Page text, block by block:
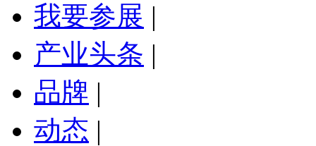
我要参展 |
产业头条 |
品牌 |
动态 |